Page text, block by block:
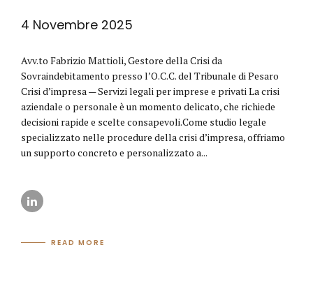
4 Novembre 2025
Avv.to Fabrizio Mattioli, Gestore della Crisi da
Sovraindebitamento presso l’O.C.C. del Tribunale di Pesaro
Crisi d’impresa — Servizi legali per imprese e privati La crisi
aziendale o personale è un momento delicato, che richiede
decisioni rapide e scelte consapevoli.Come studio legale
specializzato nelle procedure della crisi d’impresa, offriamo
un supporto concreto e personalizzato a...
READ MORE